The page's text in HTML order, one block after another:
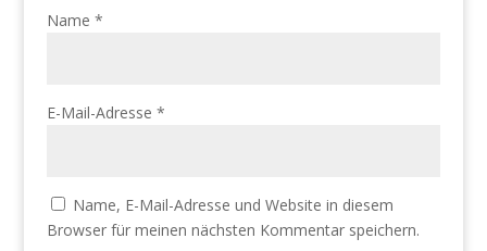
Name *
E-Mail-Adresse *
Name, E-Mail-Adresse und Website in diesem
Browser für meinen nächsten Kommentar speichern.